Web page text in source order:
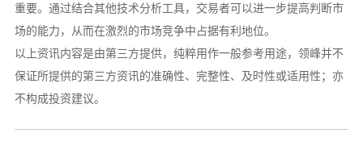
重要。通过结合其他技术分析工具，交易者可以进一步提高判断市
场的能力，从而在激烈的市场竞争中占据有利地位。
以上资讯内容是由第三方提供，纯粹用作一般参考用途，领峰并不
保证所提供的第三方资讯的准确性、完整性、及时性或适用性；亦
不构成投资建议。